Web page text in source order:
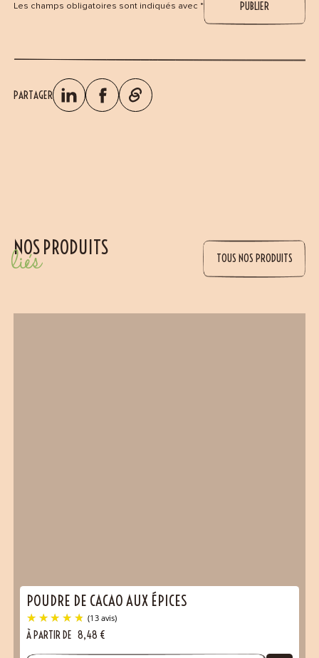
Les champs obligatoires sont indiqués avec *
PARTAGER
NOS PRODUITS
liés TOUS NOS PRODUITS
POUDRE DE CACAO AUX ÉPICES
À PARTIR DE 8,48 €